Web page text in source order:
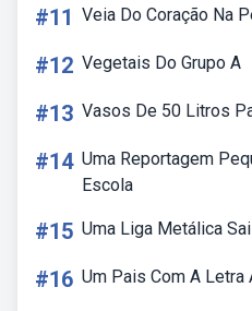
#11 Veia Do Coração Na
#12 Vegetais Do Grupo A
#13 Vasos De 50 Litros
#14 Uma Reportagem
Escola
#15 Uma Liga Metálica
#16 Um Pais Com A Letra